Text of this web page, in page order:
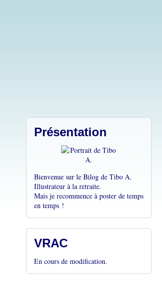
Présentation
Bienvenue sur le Bilog de Tibo A.
Illustrateur à la retraite.
Mais je recommence à poster de temps
en temps !
VRAC
En cours de modification.